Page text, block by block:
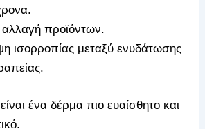
προϊόντων.
ισορροπίας μεταξύ ενυδάτωσης
ένα δέρμα πιο ευαίσθητο και